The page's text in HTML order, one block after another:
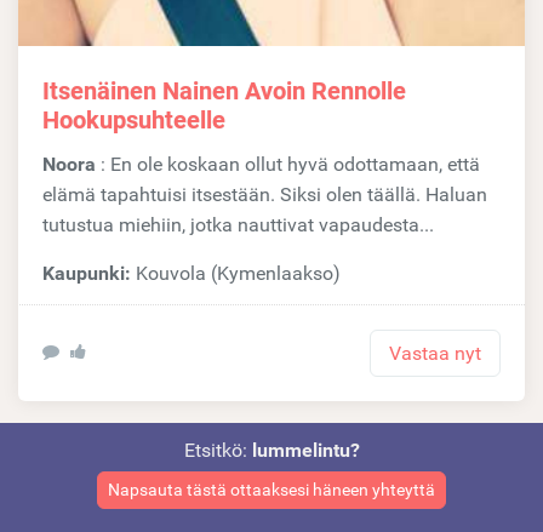
Itsenäinen Nainen Avoin Rennolle
Hookupsuhteelle
Noora : En ole koskaan ollut hyvä odottamaan, että
elämä tapahtuisi itsestään. Siksi olen täällä. Haluan
tutustua miehiin, jotka nauttivat vapaudesta...
Kaupunki: Kouvola (Kymenlaakso)
Vastaa nyt
Etsitkö: lummelintu?
Napsauta tästä ottaaksesi häneen yhteyttä